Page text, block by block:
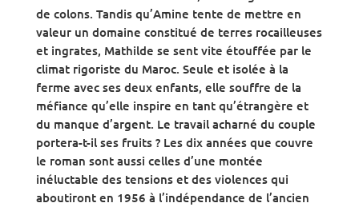
de colons. Tandis qu’Amine tente de mettre en
valeur un domaine constitué de terres rocailleuses
et ingrates, Mathilde se sent vite étouffée par le
climat rigoriste du Maroc. Seule et isolée à la
ferme avec ses deux enfants, elle souffre de la
méfiance qu’elle inspire en tant qu’étrangère et
du manque d’argent. Le travail acharné du couple
portera-t-il ses fruits ? Les dix années que couvre
le roman sont aussi celles d’une montée
inéluctable des tensions et des violences qui
aboutiront en 1956 à l’indépendance de l’ancien